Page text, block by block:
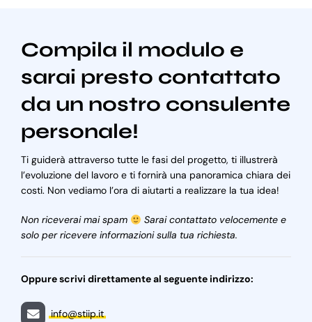
Compila il modulo e
sarai presto contattato
da un nostro consulente
personale!
Ti guiderà attraverso tutte le fasi del progetto, ti illustrerà
l’evoluzione del lavoro e ti fornirà una panoramica chiara dei
costi. Non vediamo l’ora di aiutarti a realizzare la tua idea!
Non riceverai mai spam
Sarai contattato velocemente e
solo per ricevere informazioni sulla tua richiesta.
Oppure scrivi direttamente al seguente indirizzo:
info@stiip.it